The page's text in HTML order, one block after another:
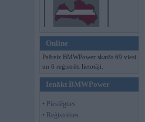
Online
Pašreiz BMWPower skatās 69 viesi
un 6 reģistrēti lietotāji.
Ienākt BMWPower
• Pieslēgties
• Reģistrēties